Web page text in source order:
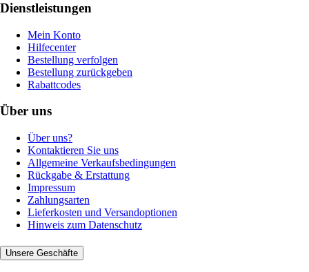
Dienstleistungen
Mein Konto
Hilfecenter
Bestellung verfolgen
Bestellung zurückgeben
Rabattcodes
Über uns
Über uns?
Kontaktieren Sie uns
Allgemeine Verkaufsbedingungen
Rückgabe & Erstattung
Impressum
Zahlungsarten
Lieferkosten und Versandoptionen
Hinweis zum Datenschutz
Unsere Geschäfte